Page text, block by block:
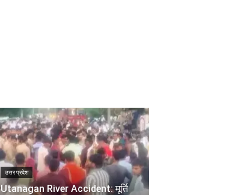
उत्तर प्रदेश
Utanagan River Accident: मूर्ति